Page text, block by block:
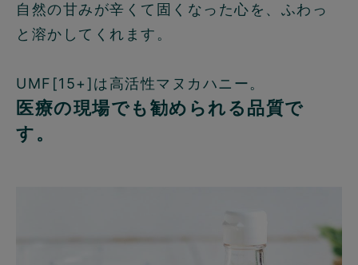
自然の甘みが辛くて固くなった心を、ふわっ
と溶かしてくれます。
UMF[15+]は高活性マヌカハニー。
医療の現場でも勧められる品質で
す。